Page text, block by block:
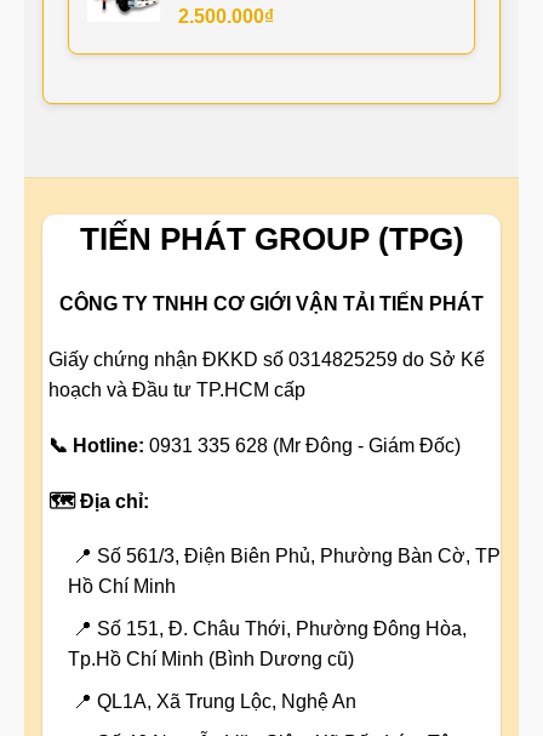
2.500.000₫
TIẾN PHÁT GROUP (TPG)
CÔNG TY TNHH CƠ GIỚI VẬN TẢI TIẾN PHÁT
Giấy chứng nhận ĐKKD số 0314825259 do Sở Kế
hoạch và Đầu tư TP.HCM cấp
📞 Hotline: 0931 335 628 (Mr Đông - Giám Đốc)
🗺️ Địa chỉ:
📍 Số 561/3, Điện Biên Phủ, Phường Bàn Cờ, TP
Hồ Chí Minh
📍 Số 151, Đ. Châu Thới, Phường Đông Hòa,
Tp.Hồ Chí Minh (Bình Dương cũ)
📍 QL1A, Xã Trung Lộc, Nghệ An